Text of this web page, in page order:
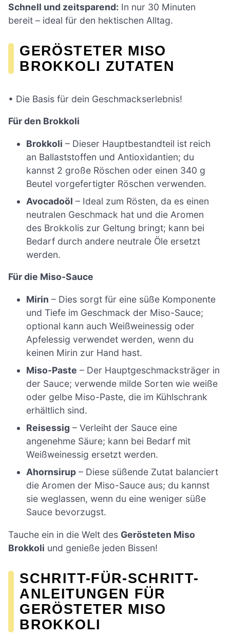
Schnell und zeitsparend: In nur 30 Minuten
bereit – ideal für den hektischen Alltag.
GERÖSTETER MISO
BROKKOLI ZUTATEN
• Die Basis für dein Geschmackserlebnis!
Für den Brokkoli
Brokkoli – Dieser Hauptbestandteil ist reich
an Ballaststoffen und Antioxidantien; du
kannst 2 große Röschen oder einen 340 g
Beutel vorgefertigter Röschen verwenden.
Avocadoöl – Ideal zum Rösten, da es einen
neutralen Geschmack hat und die Aromen
des Brokkolis zur Geltung bringt; kann bei
Bedarf durch andere neutrale Öle ersetzt
werden.
Für die Miso-Sauce
Mirin – Dies sorgt für eine süße Komponente
und Tiefe im Geschmack der Miso-Sauce;
optional kann auch Weißweinessig oder
Apfelessig verwendet werden, wenn du
keinen Mirin zur Hand hast.
Miso-Paste – Der Hauptgeschmacksträger in
der Sauce; verwende milde Sorten wie weiße
oder gelbe Miso-Paste, die im Kühlschrank
erhältlich sind.
Reisessig – Verleiht der Sauce eine
angenehme Säure; kann bei Bedarf mit
Weißweinessig ersetzt werden.
Ahornsirup – Diese süßende Zutat balanciert
die Aromen der Miso-Sauce aus; du kannst
sie weglassen, wenn du eine weniger süße
Sauce bevorzugst.
Tauche ein in die Welt des Gerösteten Miso
Brokkoli und genieße jeden Bissen!
SCHRITT-FÜR-SCHRITT-
ANLEITUNGEN FÜR
GERÖSTETER MISO
BROKKOLI